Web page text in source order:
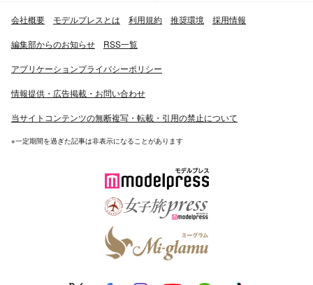
会社概要 モデルプレスとは 利用規約 推奨環境 採用情報
編集部からのお知らせ RSS一覧
アプリケーションプライバシーポリシー
情報提供・広告掲載・お問い合わせ
当サイトコンテンツの無断複写・転載・引用の禁止について
※一定期間を過ぎた記事は非表示になることがあります